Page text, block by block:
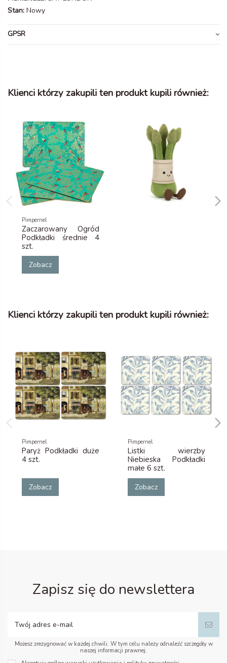
Stan: Nowy
GPSR
Klienci którzy zakupili ten produkt kupili również:
Pimpernel
Zaczarowany Ogród
Podkładki średnie 4
szt.
Zobacz
Klienci którzy zakupili ten produkt kupili również:
Pimpernel
Paryż Podkładki duże
4 szt.
Zobacz
Pimpernel
Listki wierzby
Niebieska Podkładki
małe 6 szt.
Zobacz
Zapisz się do newslettera
Możesz zrezygnować w każdej chwili. W tym celu należy odnaleźć szczegóły w
naszej informacji prawnej.